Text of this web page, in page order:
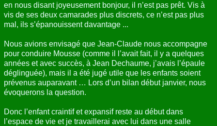
en nous disant joyeusement bonjour, il n’est pas prêt. Vis à
vis de ses deux camarades plus discrets, ce n’est pas plus
mal, ils s’épanouissent davantage ...
Nous avions envisagé que Jean-Claude nous accompagne
pour conduire Mousse (comme il l’avait fait, il y a quelques
années et avec succès, à Jean Dechaume, j’avais l’épaule
déglinguée), mais il a été jugé utile que les enfants soient
prévenus auparavant … Lors d’un bilan début janvier, nous
évoquerons la question.
Donc l’enfant craintif et expansif reste au début dans
l’espace de vie et je travaillerai avec lui dans une salle